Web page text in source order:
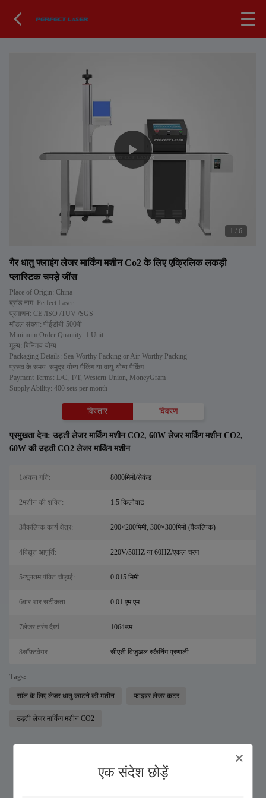
एक संदेश छोड़ें
1 / 6
गैर धातु फ्लाइंग लेजर मार्किंग मशीन Co2 के लिए एक्रिलिक लकड़ी
प्लास्टिक चमड़े जींस
Place of Origin: China
ब्रांड नाम: Perfect Laser
प्रमाणन: CE /ISO /TUV /SGS
मॉडल संख्या: पीईडीबी-500बी
Minimum Order Quantity: 1 Unit
मूल्य: विनिमय योग्य
Packaging Details: Sea-Worthy Packing or Air-Worthy Packing
प्रसव के समय: समुद्र-योग्य पैकिंग या वायु-योग्य पैकिंग
Payment Terms: L/C, T/T, Western Union, MoneyGram
Supply Ability: 400 sets per month
विस्तार विवरण
प्रमुखता देना: उड़ती लेजर मार्किंग मशीन CO2, 60W लेजर मार्किंग मशीन CO2,
60W की उड़ती CO2 लेजर मार्किंग मशीन
1अंकन गति: 8000मिमी/सेकंड
2मशीन की शक्ति: 1.5 किलोवाट
3वैकल्पिक कार्य क्षेत्र: 200×200मिमी, 300×300मिमी (वैकल्पिक)
4विद्युत आपूर्ति: 220V/50HZ या 60HZ/एकल चरण
5न्यूनतम पंक्ति चौड़ाई: 0.015 मिमी
6बार-बार सटीकता: 0.01 एम एम
7लेजर तरंग दैर्ध्य: 1064उम
8सॉफ़्टवेयर: सीएडी विजुअल स्कैनिंग प्रणाली
Tags:
सॉल के लिए लेजर धातु काटने की मशीन फाइबर लेजर कटर
उड़ती लेजर मार्किंग मशीन CO2
इसी तरह के उत्पादों